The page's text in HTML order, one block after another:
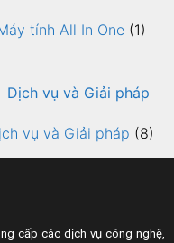
tính All In One (1)
vụ và Giải pháp (8)
cấp các dịch vụ công nghệ,